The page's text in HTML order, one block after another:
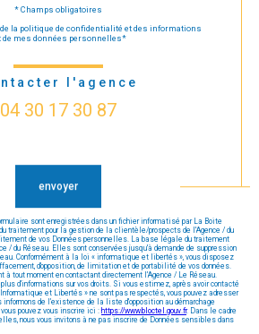
* Champs obligatoires
la politique de confidentialité et des informations
mes données personnelles*
l'agence
04 30 17 30 87
envoyer
sont enregistrées dans un fichier informatisé par La Boite
traitement pour la gestion de la clientèle/prospects de l'Agence / du
de vos Données personnelles. La base légale du traitement
/ du Réseau. Elles sont conservées jusqu'à demande de suppression
Conformément à la loi « informatique et libertés », vous disposez
d’opposition, de limitation et de portabilité de vos données.
à tout moment en contactant directement l’Agence / Le Réseau.
plus d’informations sur vos droits. Si vous estimez, après avoir contacté
et Libertés » ne sont pas respectés, vous pouvez adresser
de l’existence de la liste d'opposition au démarchage
pouvez vous inscrire ici : https://www.bloctel.gouv.fr. Dans le cadre
nous vous invitons à ne pas inscrire de Données sensibles dans